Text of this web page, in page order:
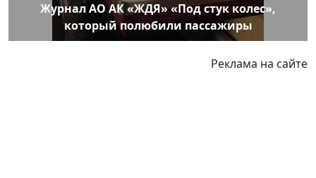
Журнал АО АК «ЖДЯ» «Под стук колес»,
который полюбили пассажиры
Реклама на сайте